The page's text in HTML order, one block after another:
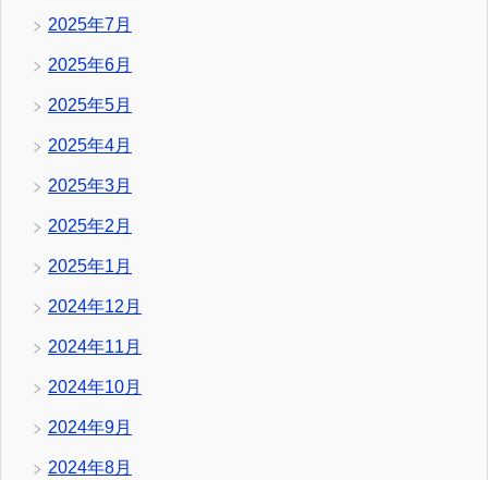
2025年7月
2025年6月
2025年5月
2025年4月
2025年3月
2025年2月
2025年1月
2024年12月
2024年11月
2024年10月
2024年9月
2024年8月